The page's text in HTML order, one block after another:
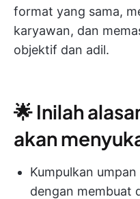
format yang sama,
karyawan, dan
objektif dan adil.
🌟 Inilah
akan
Kumpulkan
dengan membuat